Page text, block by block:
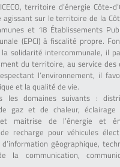
territoire d’énergie Côte-
sur le territoire de la
et 18 Établissements
(EPCI) à fiscalité propre.
solidarité intercommunale, il
du territoire, au service des
l’environnement, il
et la qualité de vie.
les domaines suivants :
gaz et de chaleur, éclairage
maitrise de l’énergie et
recharge pour véhicules
géographique,
la communication,